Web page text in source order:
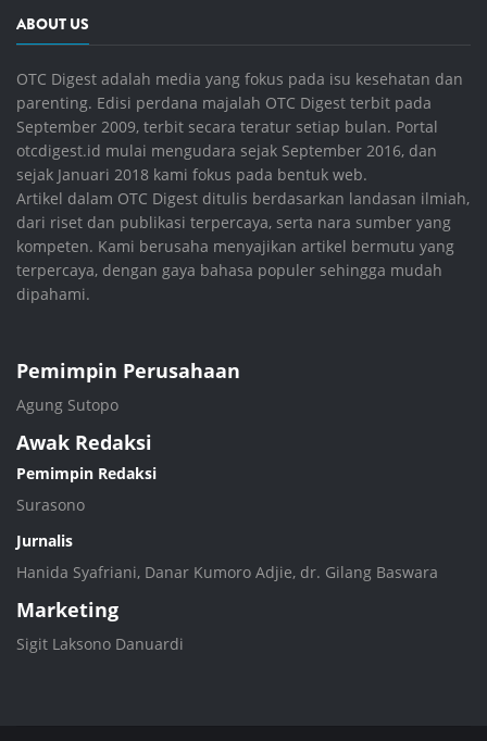
ABOUT US
OTC Digest adalah media yang fokus pada isu kesehatan dan
parenting. Edisi perdana majalah OTC Digest terbit pada
September 2009, terbit secara teratur setiap bulan. Portal
otcdigest.id mulai mengudara sejak September 2016, dan
sejak Januari 2018 kami fokus pada bentuk web.
Artikel dalam OTC Digest ditulis berdasarkan landasan ilmiah,
dari riset dan publikasi terpercaya, serta nara sumber yang
kompeten. Kami berusaha menyajikan artikel bermutu yang
terpercaya, dengan gaya bahasa populer sehingga mudah
dipahami.
Pemimpin Perusahaan
Agung Sutopo
Awak Redaksi
Pemimpin Redaksi
Surasono
Jurnalis
Hanida Syafriani, Danar Kumoro Adjie, dr. Gilang Baswara
Marketing
Sigit Laksono Danuardi